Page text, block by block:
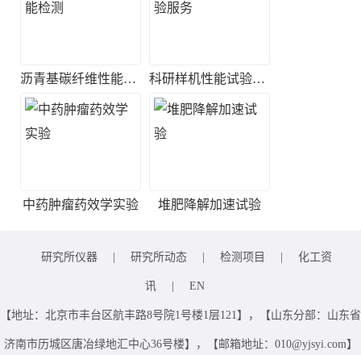
沥青基碳纤维性能检测 科研样机性能试验服务
中药肿瘤药效学实验 堆肥降解加速试验
研究所仪器 研究所动态 检测项目 化工资
讯 EN
【地址：北京市丰台区航丰路8号院1号楼1层121】，【山东分部：山东省
济南市历城区唐冶绿地汇中心36号楼】，【邮箱地址：010@yjsyi.com】